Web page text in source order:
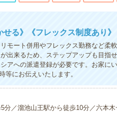
せる》《フレックス制度あり》
モート併用やフレックス勤務など柔
出来るため、ステップアップも目指
アへの派遣登録が必要です。お家に
にお伝えいたします。
分／溜池山王駅から徒歩10分／六本